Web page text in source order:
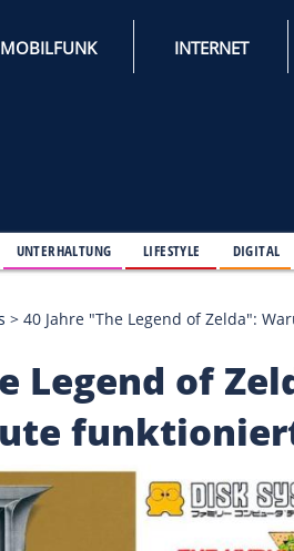
MOBILFUNK
News >40 Jahre "The Legend
Legend